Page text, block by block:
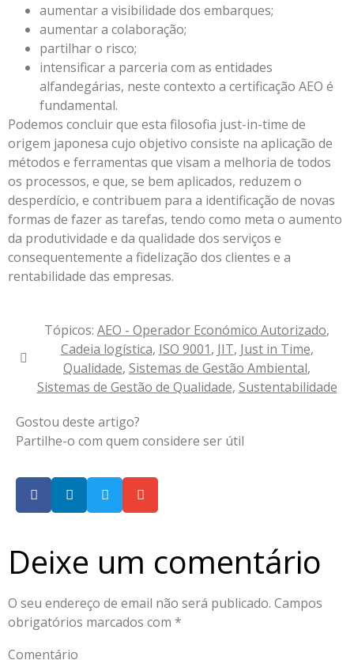
aumentar a visibilidade dos embarques;
aumentar a colaboração;
partilhar o risco;
intensificar a parceria com as entidades
alfandegárias, neste contexto a certificação AEO é
fundamental.
Podemos concluir que esta filosofia just-in-time de
origem japonesa cujo objetivo consiste na aplicação de
métodos e ferramentas que visam a melhoria de todos
os processos, e que, se bem aplicados, reduzem o
desperdício, e contribuem para a identificação de novas
formas de fazer as tarefas, tendo como meta o aumento
da produtividade e da qualidade dos serviços e
consequentemente a fidelização dos clientes e a
rentabilidade das empresas.
Tópicos: AEO - Operador Económico Autorizado,
Cadeia logística, ISO 9001, JIT, Just in Time,
Qualidade, Sistemas de Gestão Ambiental,
Sistemas de Gestão de Qualidade, Sustentabilidade
Gostou deste artigo?
Partilhe-o com quem considere ser útil
Deixe um comentário
O seu endereço de email não será publicado. Campos
obrigatórios marcados com *
Comentário